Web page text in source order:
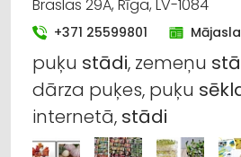
Braslas 29A, Rīga, LV-1084
+371 25599801
puķu stādi, zemeņu
dārza puķes, puķu
internetā, stādi